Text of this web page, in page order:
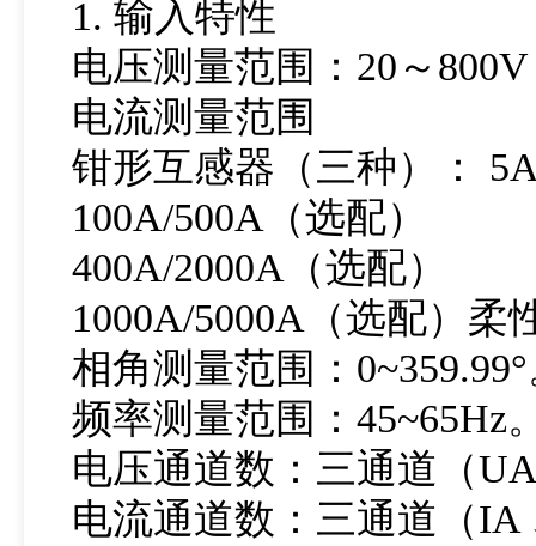
1. 输入特性
电压测量范围：20～
电流测量范围
钳形互感器（三种）：
100A/500A（选配）
400A/2000A（选配）
1000A/5000A（选配）柔
相角测量范围：
频率测量范围：45~65Hz
电压通道数：三通道（
电流通道数：三通道（IA